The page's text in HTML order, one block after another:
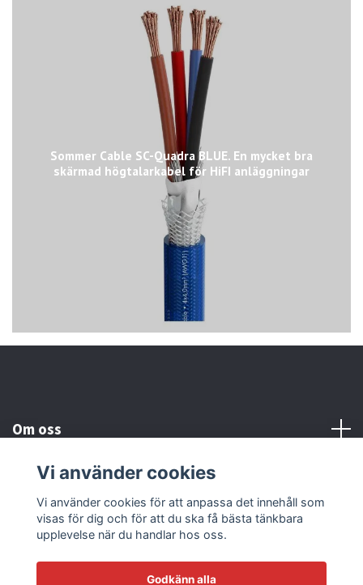
Sommer Cable SC-Quadra BLUE. En mycket bra
skärmad högtalarkabel för HiFI anläggningar
Om oss
Kundtjänst
Läs mer
Vi använder cookies
Vi använder cookies för att anpassa det innehåll som
visas för dig och för att du ska få bästa tänkbara
upplevelse när du handlar hos oss.
Godkänn alla